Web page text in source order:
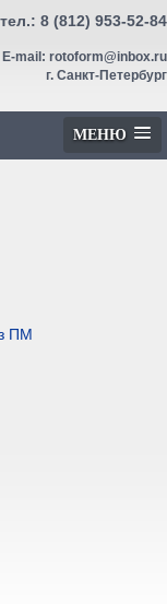
тел.: 8 (812) 953-52-84
E-mail: rotoform@inbox.ru
г. Санкт-Петербург
МЕНЮ
ПМ